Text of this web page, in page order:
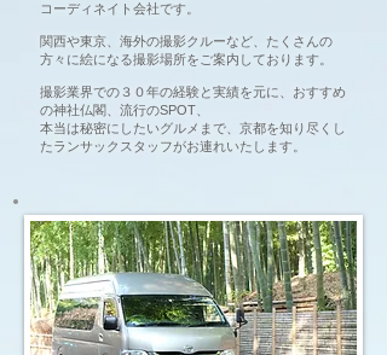
コーディネイト会社です。
関西や東京、海外の撮影クルーなど、たくさんの
方々に絵になる撮影場所をご案内しております。
撮影業界での３０年の経験と実績を元に、おすすめ
の神社仏閣、流行のSPOT、
本当は秘密にしたいグルメまで、 京都を知り尽くし
たランサックスタッフがお連れいたします。